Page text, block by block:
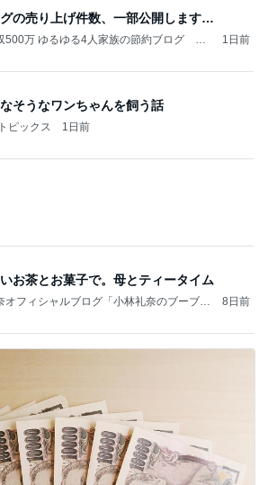
そうなワンちゃんを飼う話
ピックス 1日前
お茶とお菓子で。母とティータイム
オフィシャルブログ「小林礼奈のブーブー
記事を読む